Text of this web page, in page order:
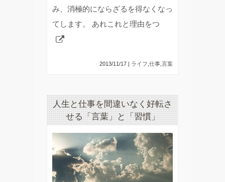
み、消極的にならざるを得なくなっ
てします。 あれこれと理由をつ
2013/11/17 | ライフ 仕事 言葉
人生と仕事を間違いなく好転さ
せる「言葉」と「習慣」